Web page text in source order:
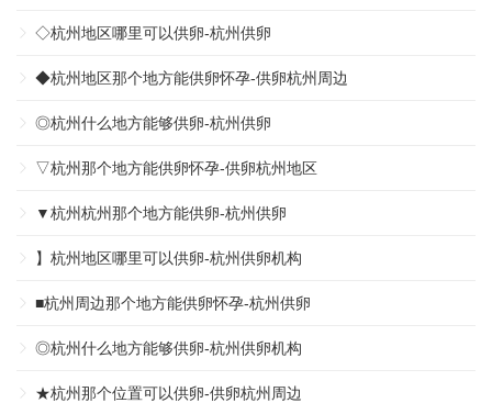
◇杭州地区哪里可以供卵-杭州供卵
◆杭州地区那个地方能供卵怀孕-供卵杭州周边
◎杭州什么地方能够供卵-杭州供卵
▽杭州那个地方能供卵怀孕-供卵杭州地区
▼杭州杭州那个地方能供卵-杭州供卵
】杭州地区哪里可以供卵-杭州供卵机构
■杭州周边那个地方能供卵怀孕-杭州供卵
◎杭州什么地方能够供卵-杭州供卵机构
★杭州那个位置可以供卵-供卵杭州周边